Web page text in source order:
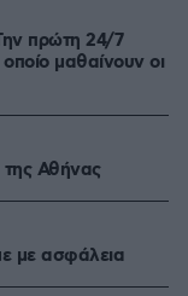
πρώτη 24/7
μαθαίνουν οι
της Αθήνας
με ασφάλεια